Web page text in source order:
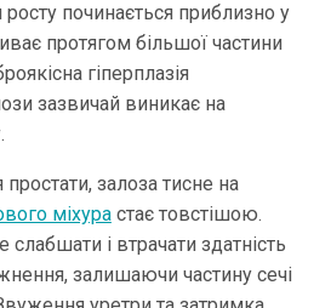
починається приблизно у
протягом більшої частини
гіперплазія
зазвичай виникає на
залоза тисне на
міхурастає товстішою.
і втрачати здатність
залишаючи частину сечі